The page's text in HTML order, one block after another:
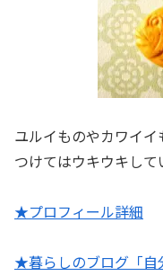
ユルイものやカワイ
つけてはウキウキし
★プロフィール詳細
★暮らしのブログ「自